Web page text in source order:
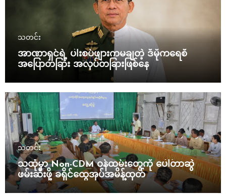
သတင်း
အာဏာရှင်ရဲ့ ပါးစပ်ဖျားကမချတဲ့ ဒီမိုကရေစီ
အပြောတခြား အလုပ်တခြားဖြစ်နေ
သတင်း
သထုံမှာ Non-CDM ဝန်ထမ်းတွေကို ပေါ်တာဆွဲ
ဖမ်းဆီးဖို့ ခရိုင်ထွေအုပ်အမိန့်ထုတ်